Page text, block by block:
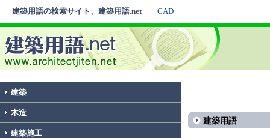
建築用語の検索サイト、建築用語.net CAD
建築
木造
建築施工
建築用語